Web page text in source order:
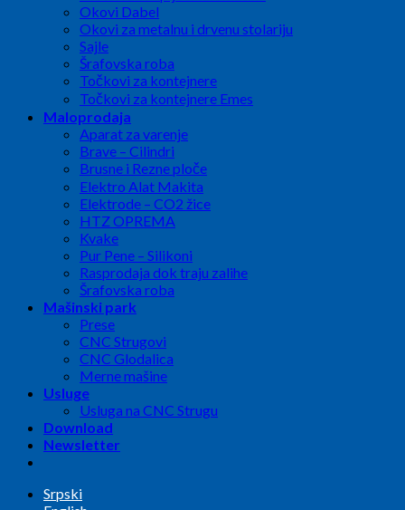
Okovi Dabel
Okovi za metalnu i drvenu stolariju
Sajle
Šrafovska roba
Točkovi za kontejnere
Točkovi za kontejnere Emes
Maloprodaja
Aparat za varenje
Brave – Cilindri
Brusne i Rezne ploče
Elektro Alat Makita
Elektrode – CO2 žice
HTZ OPREMA
Kvake
Pur Pene – Silikoni
Rasprodaja dok traju zalihe
Šrafovska roba
Mašinski park
Prese
CNC Strugovi
CNC Glodalica
Merne mašine
Usluge
Usluga na CNC Strugu
Download
Newsletter
Srpski